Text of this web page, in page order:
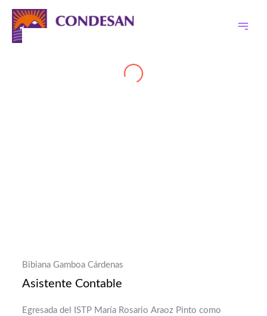
contenido
Bibiana Gamboa Cárdenas
Asistente Contable
Egresada del ISTP María Rosario Araoz Pinto como